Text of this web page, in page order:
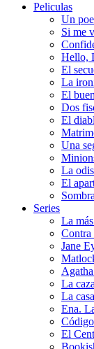
Peliculas
Un
Si me
Hello,
El
La
El
Dos
El
Una
La
El
Series
La
Contra
Jane
La
La
Ena.
El